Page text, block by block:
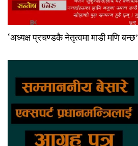
‘अध्यक्ष प्रचण्डकै नेतृत्वमा माडी मणि बन्छ’